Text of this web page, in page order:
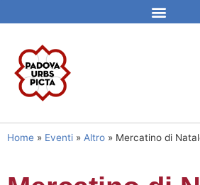
Home » Eventi » Altro » Mercatino di